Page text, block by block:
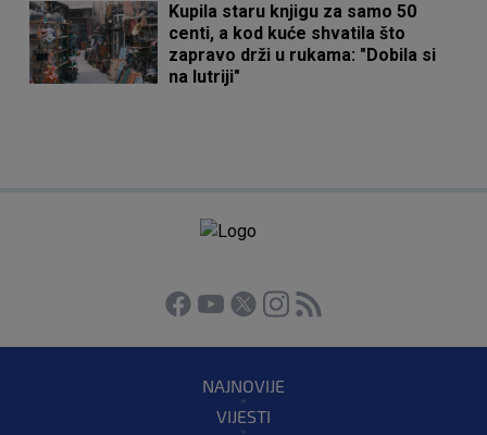
Kupila staru knjigu za samo 50
centi, a kod kuće shvatila što
zapravo drži u rukama: "Dobila si
na lutriji"
NAJNOVIJE
VIJESTI